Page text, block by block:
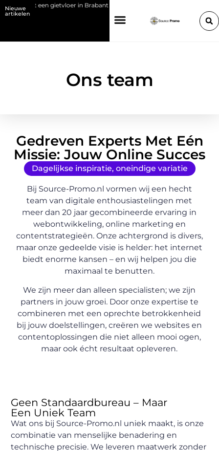
Nieuwe
artikelen
met een gietvloer in Brabant Kies de juiste HP toner voor jouw
Ons team
Gedreven Experts Met Eén
Missie: Jouw Online Succes
Dagelijkse inspiratie, oneindige variatie
Bij Source-Promo.nl vormen wij een hecht
team van digitale enthousiastelingen met
meer dan 20 jaar gecombineerde ervaring in
webontwikkeling, online marketing en
contentstrategieën. Onze achtergrond is divers,
maar onze gedeelde visie is helder: het internet
biedt enorme kansen – en wij helpen jou die
maximaal te benutten.
We zijn meer dan alleen specialisten; we zijn
partners in jouw groei. Door onze expertise te
combineren met een oprechte betrokkenheid
bij jouw doelstellingen, creëren we websites en
contentoplossingen die niet alleen mooi ogen,
maar ook écht resultaat opleveren.
Geen Standaardbureau – Maar
Een Uniek Team
Wat ons bij Source-Promo.nl uniek maakt, is onze
combinatie van menselijke benadering en
technische precisie. We leveren maatwerk zonder